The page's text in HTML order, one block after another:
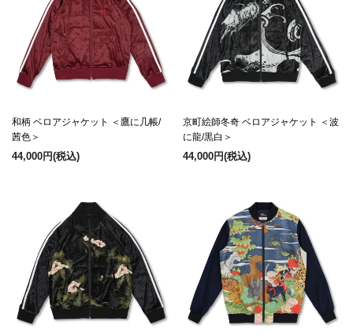
和柄 ベロアジャケット ＜鷹に几帳/
茜色＞
44,000円(税込)
京町絵師冬奇 ベロアジャケット ＜波
に龍/黒白＞
44,000円(税込)